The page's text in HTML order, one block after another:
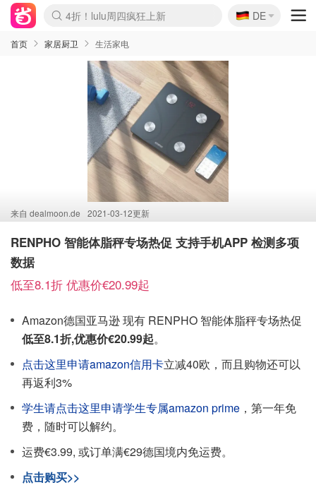
Boticinal 夏促开抢！
4折！lulu周四疯狂上新
还没结束！&OtherStories大促
Joybuy变相75折 随时失效
速领！Stanley独家85折
疑似霸哥！Camper额外叠85折
Zalando 奥莱闪促！每日更新
Moncler反季囤！5折起+叠9折
Coach Brooklyn仅€192
🇩🇪
DE
首页 家居厨卫 生活家电
来自 dealmoon.de 2021-03-12更新
RENPHO 智能体脂秤专场热促 支持手机APP 检测多项
数据
低至8.1折 优惠价€20.99起
Amazon德国亚马逊 现有 RENPHO 智能体脂秤专场热促
低至8.1折,优惠价€20.99起。
点击这里申请amazon信用卡立减40欧，而且购物还可以
再返利3%
学生请点击这里申请学生专属amazon prime ，第一年免
费，随时可以解约。
运费€3.99, 或订单满€29德国境内免运费。
点击购买>>